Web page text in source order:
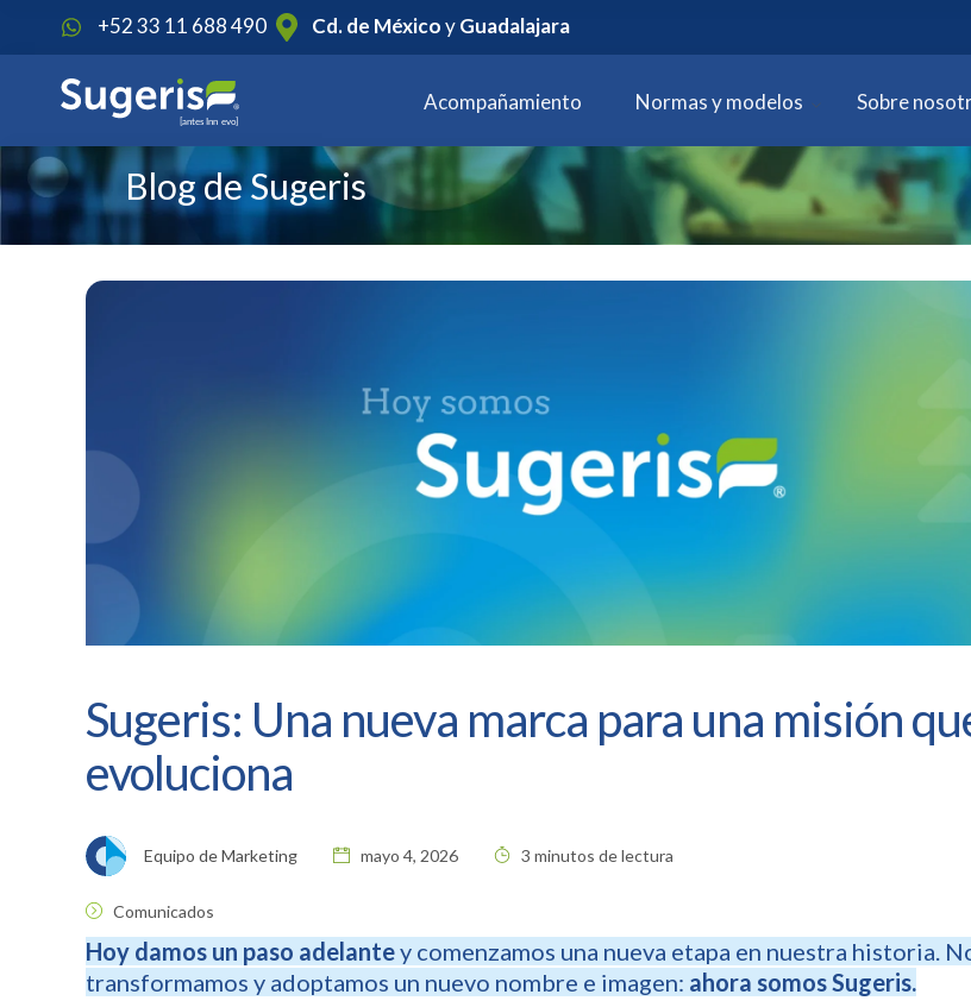
+52 33 11 688 490 Cd. de MéxicoyGuadalajara
Acompañamiento Normas y modelos Sobre
Blog de Sugeris
Sugeris: Una nueva marca para una misión
evoluciona
Equipo de Marketing mayo 4, 2026 3 minutos de lectura
Comunicados
Hoy damos un paso adelantey comenzamos una nueva etapa en nuestra historia.
transformamos y adoptamos un nuevo nombre e imagen: ahora somos Sugeris.